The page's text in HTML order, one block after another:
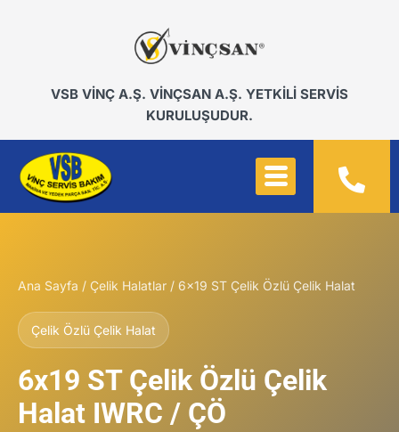
VSB VİNÇ A.Ş. VİNÇSAN A.Ş. YETKİLİ SERVİS
KURULUŞUDUR.
Ana Sayfa / Çelik Halatlar / 6x19 ST Çelik Özlü Çelik Halat
Çelik Özlü Çelik Halat
6x19 ST Çelik Özlü Çelik
Halat IWRC / ÇÖ